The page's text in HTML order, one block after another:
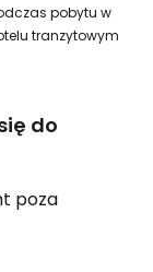
pobytu w
tranzytowym
do
poza